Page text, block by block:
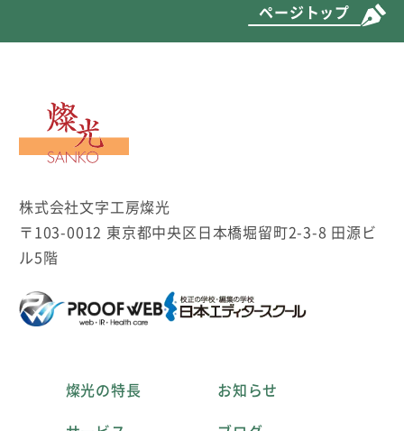
ページトップ
文字工房燦光
株式会社文字工房燦光
〒103-0012 東京都中央区日本橋堀留町2-3-8 田源ビ
ル5階
燦光の特長
お知らせ